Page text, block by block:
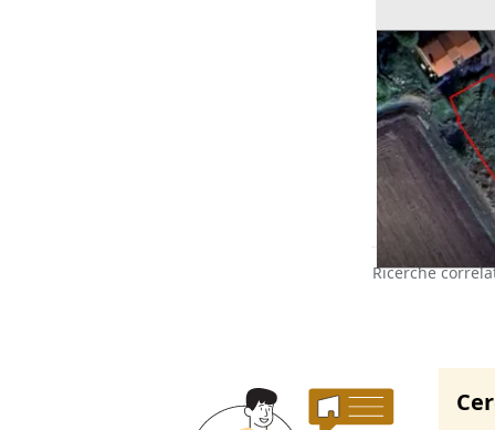
Asta Terreni
Casaleone
Offerta minima
7.100 €
30/09/2026
Ricerche